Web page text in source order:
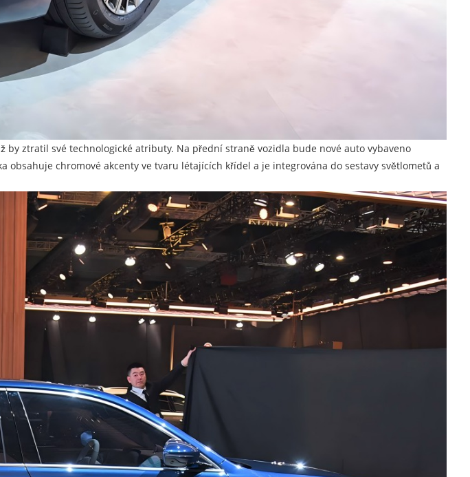
by ztratil své technologické atributy. Na přední straně vozidla bude nové auto vybaveno
chromové akcenty ve tvaru létajících křídel a je integrována do sestavy světlometů a